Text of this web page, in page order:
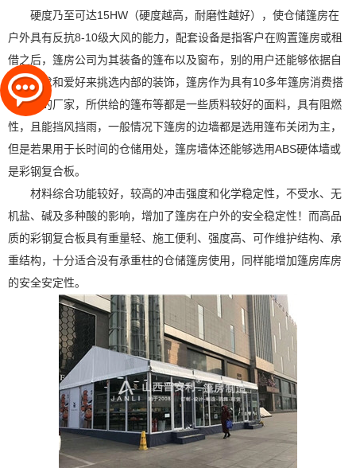
硬度乃至可达15HW（硬度越高，耐磨性越好），使仓储篷房在
户外具有反抗8-10级大风的能力，配套设备是指客户在购置篷房或租
借之后，篷房公司为其装备的篷布以及窗布，别的用户还能够依据自
己的需求和爱好来挑选内部的装饰，篷房作为具有10多年篷房消费搭
建阅历的厂家，所供给的篷布等都是一些质料较好的面料，具有阻燃
性，且能挡风挡雨，一般情况下篷房的边墙都是选用篷布关闭为主，
但是若果用于长时间的仓储用处，篷房墙体还能够选用ABS硬体墙或
是彩钢复合板。
材料综合功能较好，较高的冲击强度和化学稳定性，不受水、无
机盐、碱及多种酸的影响，增加了篷房在户外的安全稳定性！而高品
质的彩钢复合板具有重量轻、施工便利、强度高、可作维护结构、承
重结构，十分适合没有承重柱的仓储篷房使用，同样能增加篷房库房
的安全安定性。